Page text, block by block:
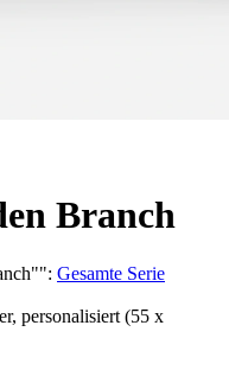
Branch
": Gesamte Serie
personalisiert (55 x